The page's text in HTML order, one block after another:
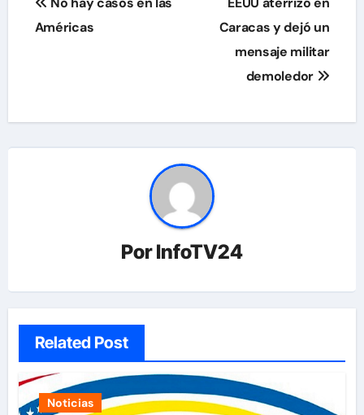
de
Américas
Caracas y dejó un
mensaje militar
demoledor
PorInfoTV24
Related Post
Noticias